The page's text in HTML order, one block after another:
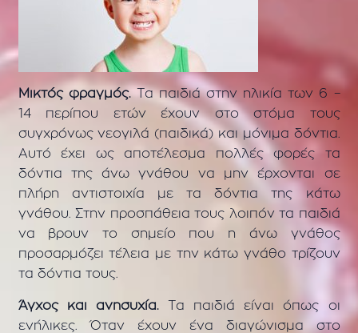
Μικτός φραγμός.Τα παιδιά στην ηλικία των 6 –
14 περίπου ετών έχουν στο στόμα τους
συγχρόνως νεογιλά (παιδικά) και μόνιμα δόντια.
Αυτό έχει ως αποτέλεσμα πολλές φορές τα
δόντια της άνω γνάθου να μην έρχονται σε
πλήρη αντιστοιχία με τα δόντια της κάτω
γνάθου. Στην προσπάθεια τους λοιπόν τα παιδιά
να βρουν το σημείο που η άνω γνάθος
προσαρμόζει τέλεια με την κάτω γνάθο τρίζουν
τα δόντια τους.
Άγχος και ανησυχία.Τα παιδιά είναι όπως οι
ενήλικες. Όταν έχουν ένα διαγώνισμα στο